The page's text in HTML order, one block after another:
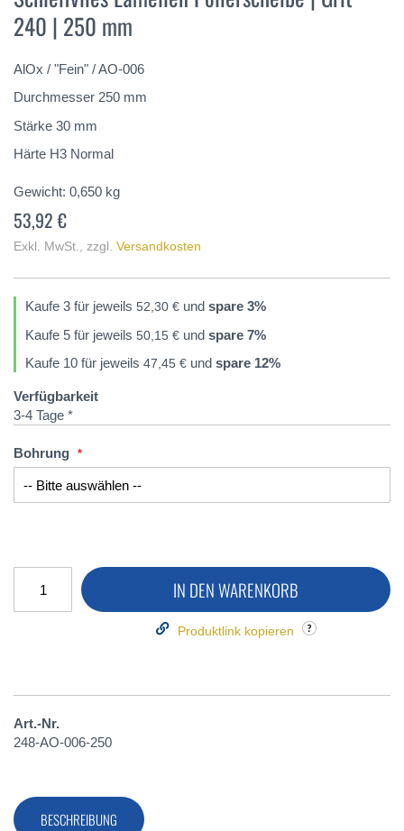
Bildergalerie
springen
240 | 250 mm
AlOx / "Fein" / AO-006
Durchmesser 250 mm
Stärke 30 mm
Härte H3 Normal
Gewicht: 0,650 kg
53,92 €
Exkl. MwSt., zzgl. Versandkosten
Kaufe 3 für jeweils 52,30 € und spare 3%
Kaufe 5 für jeweils 50,15 € und spare 7%
Kaufe 10 für jeweils 47,45 € und spare 12%
Verfügbarkeit
3-4 Tage *
Bohrung
IN DEN WARENKORB
Produktlink kopieren
Art.-Nr.
248-AO-006-250
BESCHREIBUNG